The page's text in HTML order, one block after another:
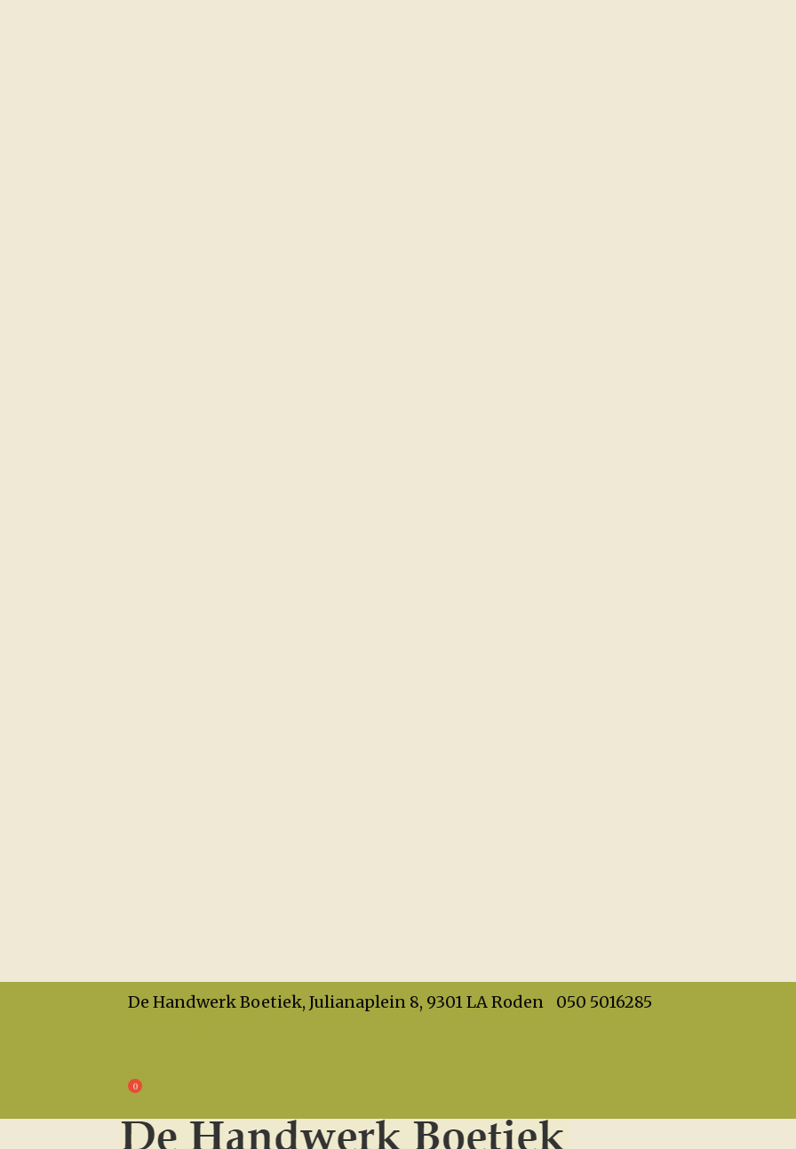
De Handwerk Boetiek, Julianaplein 8, 9301 LA Roden 050 5016285
Algemene Voorwaarden